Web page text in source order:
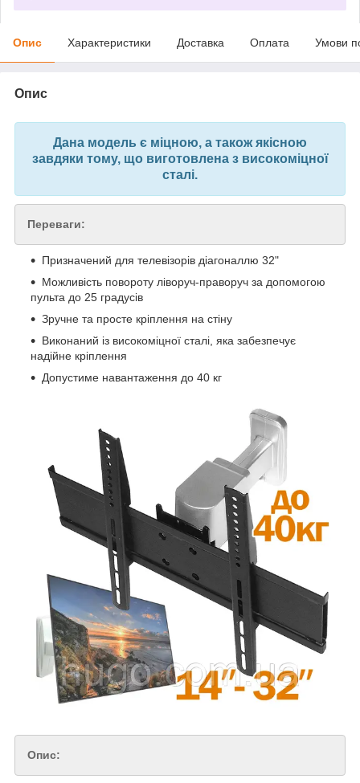
Опис Характеристики Доставка Оплата Умови
Опис
Дана модель є міцною, а також якісною
завдяки тому, що виготовлена з високоміцної
сталі.
Переваги:
Призначений для телевізорів діагоналлю 32"
Можливість повороту ліворуч-праворуч за допомогою
пульта до 25 градусів
Зручне та просте кріплення на стіну
Виконаний із високоміцної сталі, яка забезпечує
надійне кріплення
Допустиме навантаження до 40 кг
Опис: